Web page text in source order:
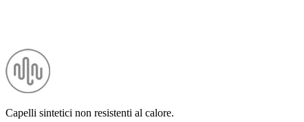
Capelli sintetici non resistenti al calore.